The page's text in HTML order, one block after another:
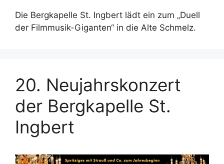
Die Bergkapelle St. Ingbert lädt ein zum „Duell
der Filmmusik-Giganten“ in die Alte Schmelz.
20. Neujahrskonzert
der Bergkapelle St.
Ingbert